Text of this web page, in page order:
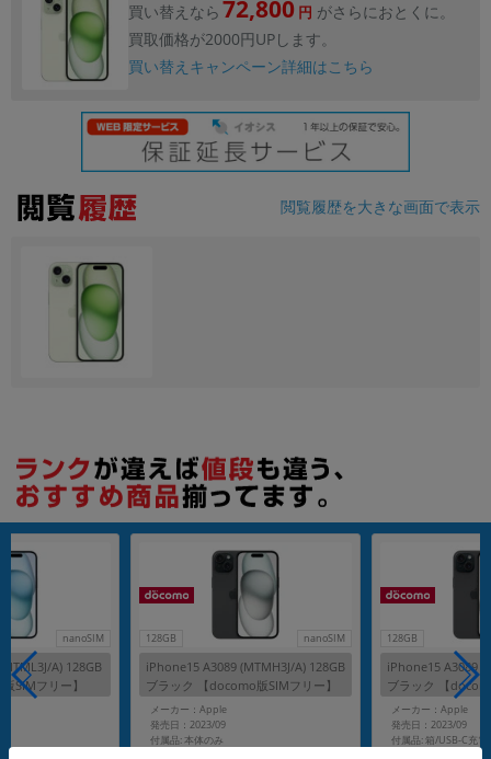
買い替えなら 72,800 円 がさらにおとくに。
買取価格が2000円UPします。
買い替えキャンペーン詳細はこちら
閲覧履歴を大きな画面で表示
nanoSIM
A) 128GB
SIMフリー】
128GB nanoSIM
iPhone15 A3089 (MTMH3J/A) 128GB
ブラック 【docomo版SIMフリー】
メーカー：Apple
発売日：2023/09
付属品: 本体のみ
128GB
iPhone15 A3089
ブラック 【
メーカー：Apple
発売日：2023/09